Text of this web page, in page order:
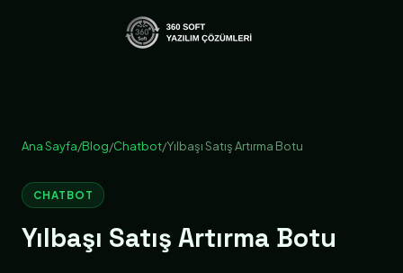
Ana Sayfa/Blog/Chatbot/Yılbaşı Satış Artırma Botu
CHATBOT
Yılbaşı Satış Artırma Botu